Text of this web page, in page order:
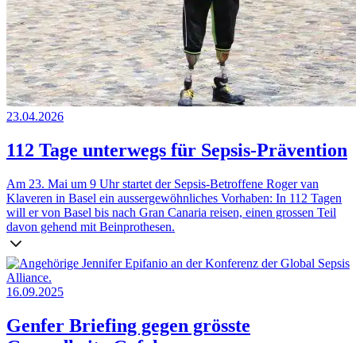
23.04.2026
112 Tage unterwegs für Sepsis-Prävention
Am 23. Mai um 9 Uhr startet der Sepsis-Betroffene Roger van
Klaveren in Basel ein aussergewöhnliches Vorhaben: In 112 Tagen
will er von Basel bis nach Gran Canaria reisen, einen grossen Teil
davon gehend mit Beinprothesen.
16.09.2025
Genfer Briefing gegen grösste